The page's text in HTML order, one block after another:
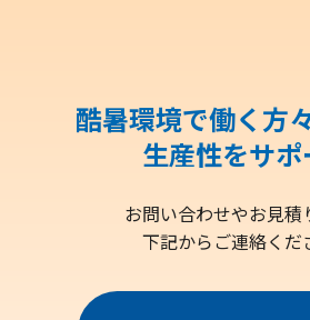
酷暑環境で働く方
生産性をサポ
お問い合わせやお見積
下記からご連絡くだ